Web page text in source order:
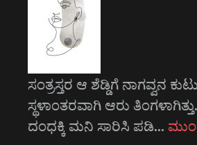
ಸಂತ್ರಸ್ತರ ಆ ಶೆಡ್ಡಿಗೆ ನಾಗವ್ವನ
ಸ್ಥಳಾಂತರವಾಗಿ ಆರು
ದಂಧಕ್ಕಿ ಮನಿ ಸಾರಿಸಿ ಪಡಿ…